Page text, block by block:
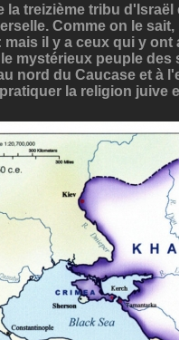
la treizième tribu
Comme on le
il y a ceux qui y
mystérieux peuple
nord du Caucase et à
la religion juive